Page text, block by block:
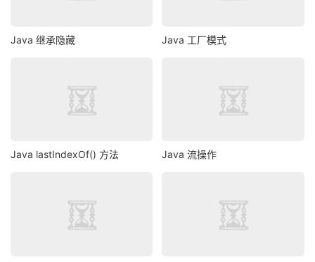
Java 继承隐藏 Java 工厂模式
Java lastIndexOf() 方法 Java 流操作